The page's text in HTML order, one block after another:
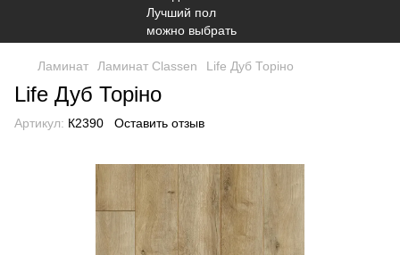
Ламинат Ламинат Classen Life Дуб Торіно
Life Дуб Торіно
Артикул: К2390 Оставить отзыв